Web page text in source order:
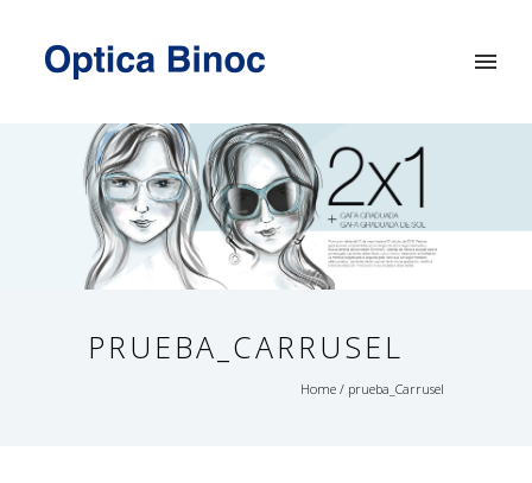
PRUEBA_CARRUSEL
Home / prueba_Carrusel